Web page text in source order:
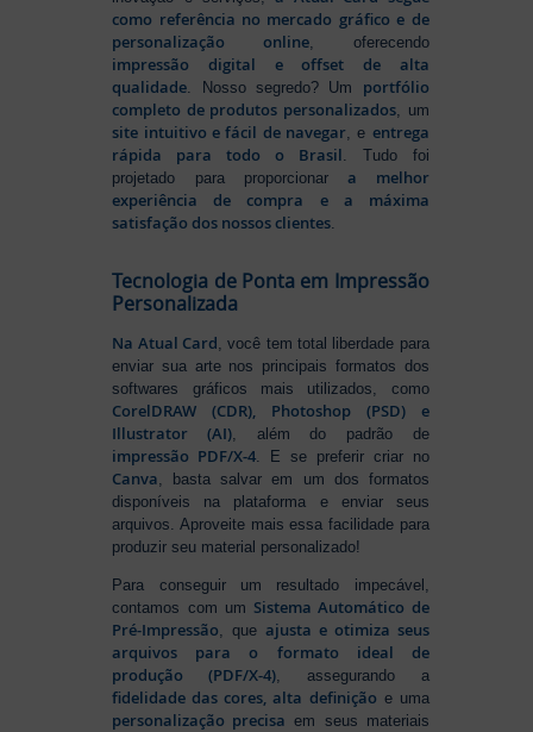
como referência no mercado gráfico e de
personalização online, oferecendo
impressão digital e offset de alta
qualidade. Nosso segredo? Um portfólio
completo de produtos personalizados, um
site intuitivo e fácil de navegar, e entrega
rápida para todo o Brasil. Tudo foi
projetado para proporcionara melhor
experiência de compra e a máxima
satisfação dos nossos clientes.
Tecnologia de Ponta em Impressão
Personalizada
Na Atual Card , você tem total liberdade para
enviar sua arte nos principais formatos dos
softwares gráficos mais utilizados, como
CorelDRAW (CDR), Photoshop (PSD) e
Illustrator (AI) , além do padrão de
impressão PDF/X-4 . E se preferir criar no
Canva , basta salvar em um dos formatos
disponíveis na plataforma e enviar seus
arquivos. Aproveite mais essa facilidade para
produzir seu material personalizado!
Para conseguir um resultado impecável,
contamos com um Sistema Automático de
Pré-Impressão , queajusta e otimiza seus
arquivos para o formato ideal de
produção (PDF/X-4) , assegurando a
fidelidade das cores, alta definição e uma
personalização precisa em seus materiais